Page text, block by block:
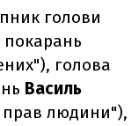
голови
покарань
голова
Василь
прав людини"),